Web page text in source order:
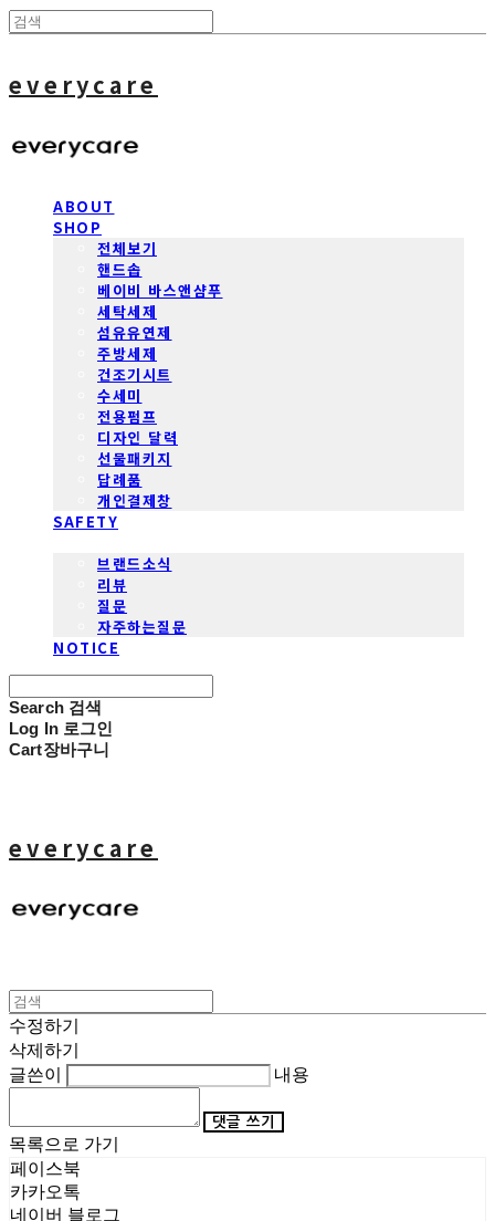
everycare
ABOUT
SHOP
전체보기
핸드솝
베이비 바스앤샴푸
세탁세제
섬유유연제
주방세제
건조기시트
수세미
전용펌프
디자인 달력
선물패키지
답례품
개인결제창
SAFETY
브랜드소식
리뷰
질문
자주하는질문
NOTICE
Search 검색
Log In 로그인
Cart장바구니
everycare
수정하기
삭제하기
글쓴이
내용
댓글 쓰기
목록으로 가기
페이스북
카카오톡
네이버 블로그